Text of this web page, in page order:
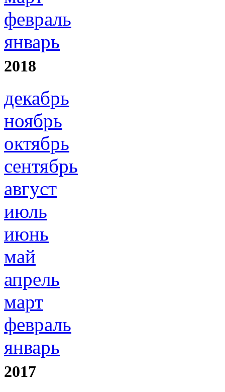
февраль
январь
2018
декабрь
ноябрь
октябрь
сентябрь
август
июль
июнь
май
апрель
март
февраль
январь
2017